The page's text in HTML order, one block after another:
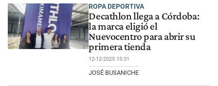
ROPA DEPORTIVA
Decathlon llega a Córdoba:
la marca eligió el
Nuevocentro para abrir su
primera tienda
12-12-2025 15:31
JOSÉ BUSANICHE